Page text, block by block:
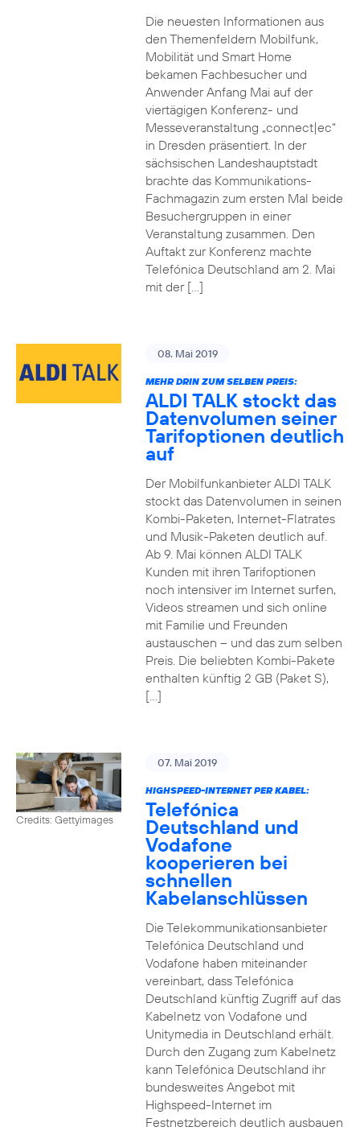
Die neuesten Informationen aus
den Themenfeldern Mobilfunk,
Mobilität und Smart Home
bekamen Fachbesucher und
Anwender Anfang Mai auf der
viertägigen Konferenz- und
Messeveranstaltung „connect|ec“
in Dresden präsentiert. In der
sächsischen Landeshauptstadt
brachte das Kommunikations-
Fachmagazin zum ersten Mal beide
Besuchergruppen in einer
Veranstaltung zusammen. Den
Auftakt zur Konferenz machte
Telefónica Deutschland am 2. Mai
mit der […]
08. Mai 2019
MEHR DRIN ZUM SELBEN PREIS:
ALDI TALK stockt das
Datenvolumen seiner
Tarifoptionen deutlich
auf
Der Mobilfunkanbieter ALDI TALK
stockt das Datenvolumen in seinen
Kombi-Paketen, Internet-Flatrates
und Musik-Paketen deutlich auf.
Ab 9. Mai können ALDI TALK
Kunden mit ihren Tarifoptionen
noch intensiver im Internet surfen,
Videos streamen und sich online
mit Familie und Freunden
austauschen – und das zum selben
Preis. Die beliebten Kombi-Pakete
enthalten künftig 2 GB (Paket S),
[…]
Credits: Gettyimages
07. Mai 2019
HIGHSPEED-INTERNET PER KABEL:
Telefónica
Deutschland und
Vodafone
kooperieren bei
schnellen
Kabelanschlüssen
Die Telekommunikationsanbieter
Telefónica Deutschland und
Vodafone haben miteinander
vereinbart, dass Telefónica
Deutschland künftig Zugriff auf das
Kabelnetz von Vodafone und
Unitymedia in Deutschland erhält.
Durch den Zugang zum Kabelnetz
kann Telefónica Deutschland ihr
bundesweites Angebot mit
Highspeed-Internet im
Festnetzbereich deutlich ausbauen